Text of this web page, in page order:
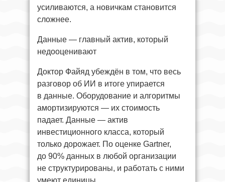
усиливаются, а новичкам становится
сложнее.
Данные — главный актив, который
недооценивают
Доктор Файяд убеждён в том, что весь
разговор об ИИ в итоге упирается
в данные. Оборудование и алгоритмы
амортизируются — их стоимость
падает. Данные — актив
инвестиционного класса, который
только дорожает. По оценке Gartner,
до 90% данных в любой организации
не структурированы, и работать с ними
умеют единицы.